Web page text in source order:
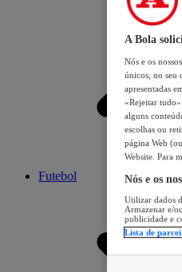
Futebol
A Bola
Nós e os nossos
únicos, no seu
apresentadas
«Rejeitar tudo»
alguns
escolhas ou
página Web
Website. Para
Nós e os
Utilizar dados
Armazenar e/
publicidade e
Lista de